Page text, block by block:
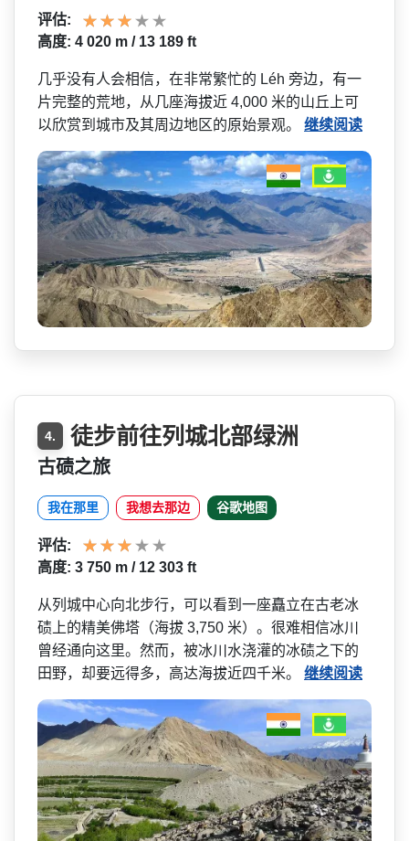
评估:
高度: 4 020 m / 13 189 ft
几乎没有人会相信，在非常繁忙的 Léh 旁边，有一
片完整的荒地，从几座海拔近 4,000 米的山丘上可
以欣赏到城市及­其周边地区的原始景观。 继续阅读
4. 徒步前往列城北部绿洲
古碛之旅
我在那里 我想去那边 谷歌地图
评估:
高度: 3 750 m / 12 303 ft
从列城中心向北步行，可以看­到一座矗立在古老冰
碛上的精美佛塔（海拔 3,750 米）。很难相信冰川
曾经通向­这里。然而，被冰川水浇灌的冰碛之下的
田野，却要远­得多，高达海拔近四千米。 继续阅读